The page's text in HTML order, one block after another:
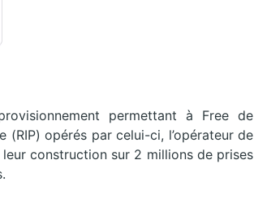
permettant à Free de
(RIP) opérés par celui-ci, l’opérateur de
construction sur 2 millions de prises